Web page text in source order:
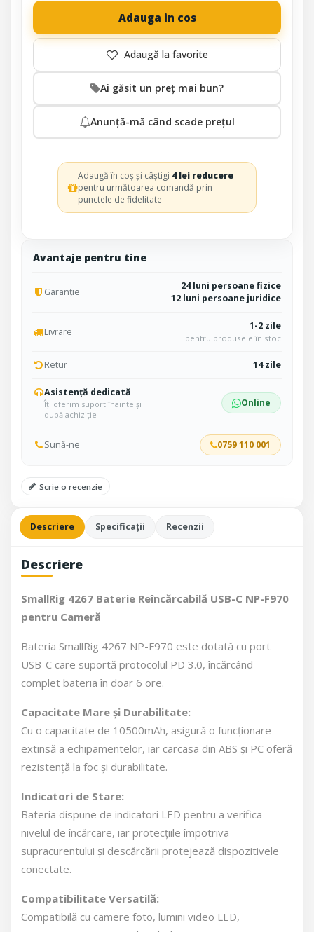
Avantaje pentru tine
Garanție
24 luni persoane fizice
12 luni persoane juridice
Livrare 1-2 zile
pentru produsele în stoc
Retur 14 zile
Asistență dedicată
Îți oferim suport înainte și
după achiziție
Online
Sună-ne 0759 110 001
Scrie o recenzie
Adauga in cos
Ai găsit un preț mai bun?
Anunță-mă când scade prețul
Adaugă în coș și câștigi 4 lei reducere
pentru următoarea comandă prin
punctele de fidelitate
Descriere Specificații Recenzii
Descriere
SmallRig 4267 Baterie Reîncărcabilă USB-C NP-F970
pentru Cameră
Bateria SmallRig 4267 NP-F970 este dotată cu port
USB-C care suportă protocolul PD 3.0, încărcând
complet bateria în doar 6 ore.
Capacitate Mare și Durabilitate:
Cu o capacitate de 10500mAh, asigură o funcționare
extinsă a echipamentelor, iar carcasa din ABS și PC oferă
rezistență la foc și durabilitate.
Indicatori de Stare:
Bateria dispune de indicatori LED pentru a verifica
nivelul de încărcare, iar protecțiile împotriva
supracurentului și descărcării protejează dispozitivele
conectate.
Compatibilitate Versatilă:
Compatibilă cu camere foto, lumini video LED,